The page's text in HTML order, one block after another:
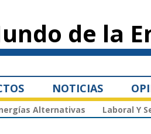
principal
de la
NOTICIAS
Alternativas Laboral Y